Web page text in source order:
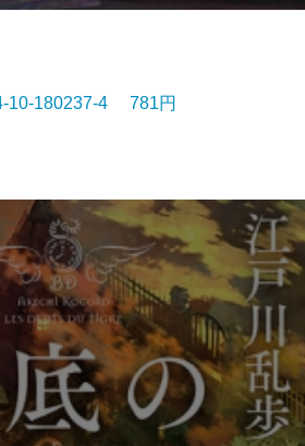
10-180237-4 781円